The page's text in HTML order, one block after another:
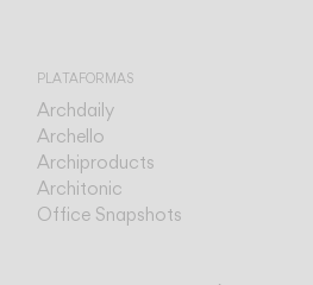
PLATAFORMAS
Archdaily
Archello
Archiproducts
Architonic
Office Snapshots